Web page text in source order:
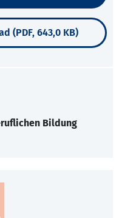
(PDF, 643,0 KB)
Bildung